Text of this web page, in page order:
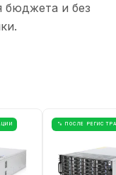
бюджета и без
% ПОСЛЕ